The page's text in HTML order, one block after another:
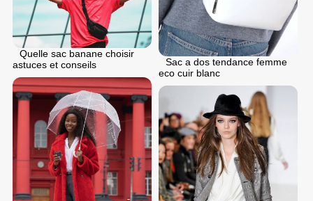
Sac a dos tendance femme
eco cuir blanc
Quelle sac banane choisir
astuces et conseils